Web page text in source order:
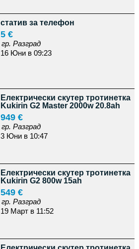
статив за телефон
5 €
гр. Разград
16 Юни в 09:23
Електрически скутер тротинетка
Kukirin G2 Master 2000w 20.8ah
949 €
гр. Разград
3 Юни в 10:47
Електрически скутер тротинетка
Kukirin G2 800w 15ah
549 €
гр. Разград
19 Март в 11:52